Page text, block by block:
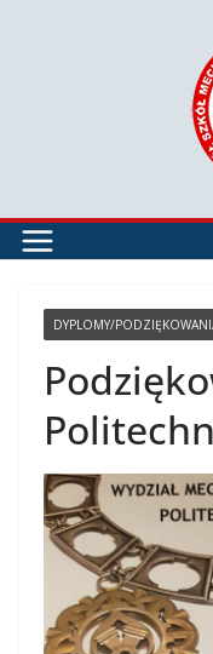
DYPLOMY/